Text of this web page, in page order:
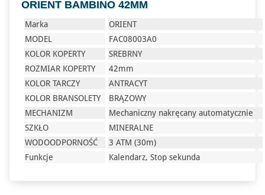
ORIENT BAMBINO 42MM
Marka
ORIENT
MODEL
FAC08003A0
KOLOR KOPERTY
SREBRNY
ROZMIAR KOPERTY
42mm
KOLOR TARCZY
ANTRACYT
KOLOR BRANSOLETY
BRĄZOWY
MECHANIZM
Mechaniczny nakręcany automatycznie
SZKŁO
MINERALNE
WODOODPORNOŚĆ
3 ATM (30m)
Funkcje
Kalendarz, Stop sekunda